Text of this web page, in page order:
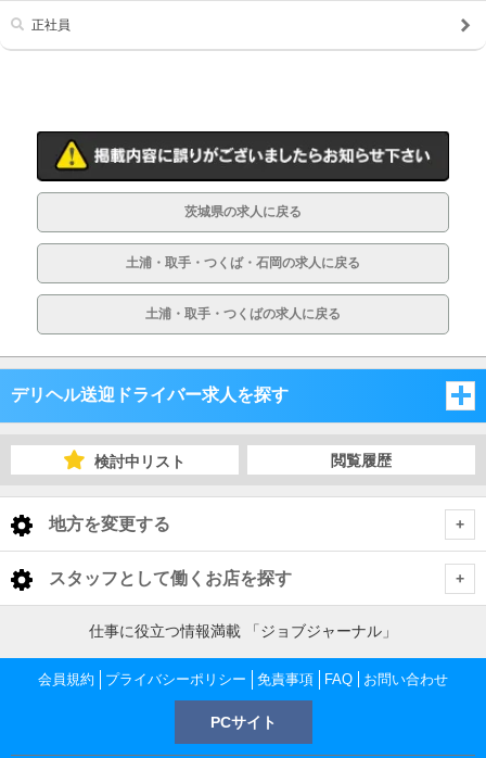
正社員
茨城県の求人に戻る
土浦・取手・つくば・石岡の求人に戻る
土浦・取手・つくばの求人に戻る
デリヘル送迎ドライバー求人を探す
埼玉県
さいたま市・中央地域 デリヘル送迎ドライバー
大宮・さいたま・浦和 デリヘル送迎ドライバー
越谷・東部地域
越谷・東部地域 デリヘル送迎ドライバー
千葉市
千葉市 デリヘル送迎ドライバー
茨城県 デリヘル送迎ドライバー
土浦・取手・つくば・石岡
栃木県 デリヘル送迎ドライバー
検討中リスト 閲覧履歴
地方を変更する
< 全国トップ
北海道 男性高収入
東北 男性高収入
南関東 男性高収入
甲信越 男性高収入
スタッフとして働くお店を探す
東京都
東京 男性高収入
神奈川県
仕事に役立つ情報満載 「ジョブジャーナル」
会員規約 プライバシーポリシー 免責事項 FAQ お問い合わせ
PCサイト